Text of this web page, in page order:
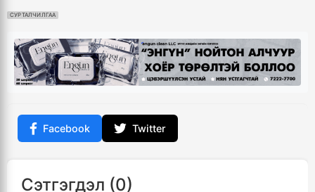
СУРТАЛЧИЛГАА
Facebook Twitter
Сэтгэгдэл (0)